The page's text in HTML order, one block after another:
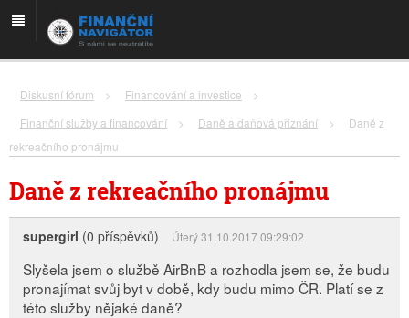
Diskusní fórum > Financování a investice
>
Finanční služby a financování
> Daně a daňová přiznání >
Daně z
rekreačního pronájmu
Daně z rekreačního pronájmu
supergirl (0 příspěvků) Úterý 31.10.2017 09:29:02
Slyšela jsem o službě AirBnB a rozhodla jsem se, že budu
pronajímat svůj byt v době, kdy budu mimo ČR. Platí se z
této služby nějaké daně?